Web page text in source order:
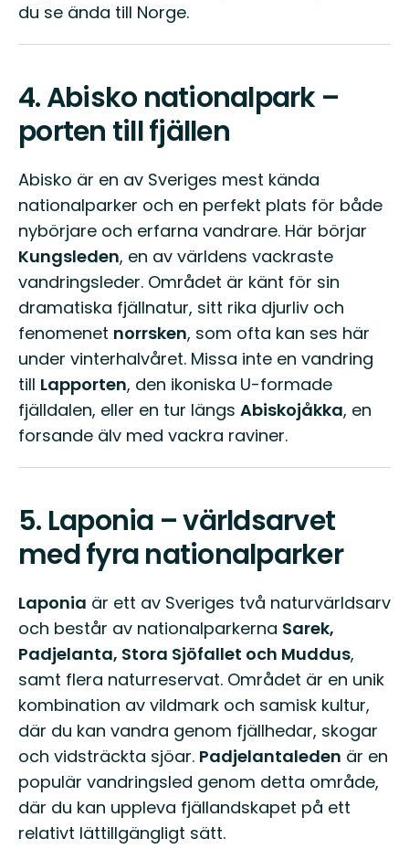
du se ända till Norge.
4.Abisko nationalpark –
porten till fjällen
Abisko är en av Sveriges mest kända
nationalparker och en perfekt plats för både
nybörjare och erfarna vandrare. Här börjar
Kungsleden, en av världens vackraste
vandringsleder. Området är känt för sin
dramatiska fjällnatur, sitt rika djurliv och
fenomenet norrsken, som ofta kan ses här
under vinterhalvåret. Missa inte en vandring
till Lapporten, den ikoniska U-formade
fjälldalen, eller en tur längs Abiskojåkka, en
forsande älv med vackra raviner.
5. Laponia – världsarvet
med fyra nationalparker
Laponia är ett av Sveriges två naturvärldsarv
och består av nationalparkerna Sarek,
Padjelanta, Stora Sjöfallet och Muddus,
samt flera naturreservat. Området är en unik
kombination av vildmark och samisk kultur,
där du kan vandra genom fjällhedar, skogar
och vidsträckta sjöar. Padjelantaleden är en
populär vandringsled genom detta område,
där du kan uppleva fjällandskapet på ett
relativt lättillgängligt sätt.